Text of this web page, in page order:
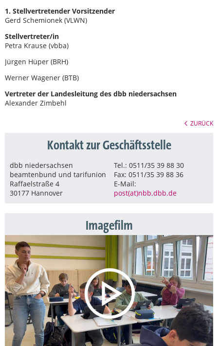
Kontakt zur Geschäftsstelle
dbb niedersachsen
beamtenbund und tarifunion
Raffaelstraße 4
30177 Hannover
Tel.: 0511/35 39 88 30
Fax: 0511/35 39 88 36
E-Mail:
post(at)nbb.dbb.de
Imagefilm
1. Stellvertretender Vorsitzender
Gerd Schemionek (VLWN)
Stellvertreter/in
Petra Krause (vbba)
Jürgen Hüper (BRH)
Werner Wagener (BTB)
Vertreter der Landesleitung des dbb niedersachsen
Alexander Zimbehl
ZURÜCK